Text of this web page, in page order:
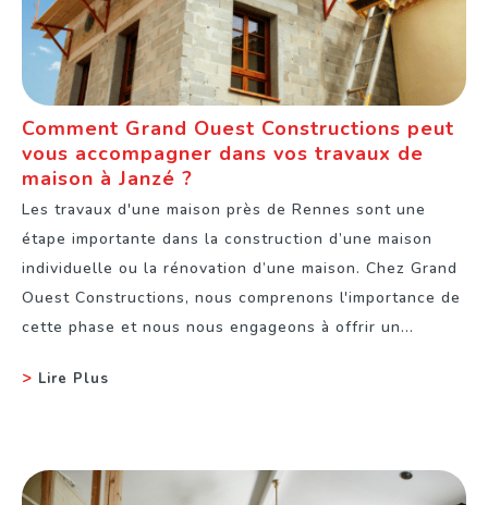
Comment Grand Ouest Constructions peut
vous accompagner dans vos travaux de
maison à Janzé ?
Les travaux d'une maison près de Rennes sont une
étape importante dans la construction d’une maison
individuelle ou la rénovation d’une maison. Chez Grand
Ouest Constructions, nous comprenons l'importance de
cette phase et nous nous engageons à offrir un...
Lire Plus